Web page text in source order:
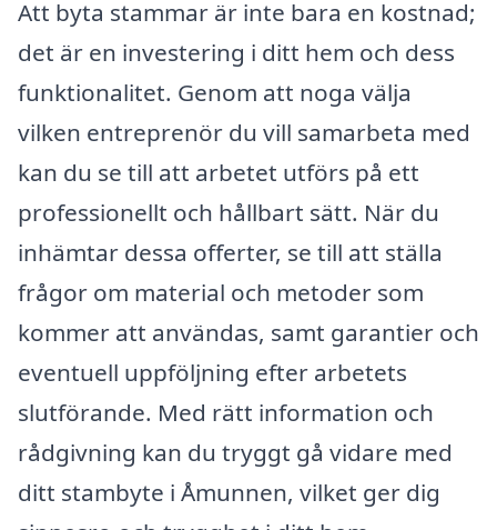
Att byta stammar är inte bara en kostnad;
det är en investering i ditt hem och dess
funktionalitet. Genom att noga välja
vilken entreprenör du vill samarbeta med
kan du se till att arbetet utförs på ett
professionellt och hållbart sätt. När du
inhämtar dessa offerter, se till att ställa
frågor om material och metoder som
kommer att användas, samt garantier och
eventuell uppföljning efter arbetets
slutförande. Med rätt information och
rådgivning kan du tryggt gå vidare med
ditt stambyte i Åmunnen, vilket ger dig